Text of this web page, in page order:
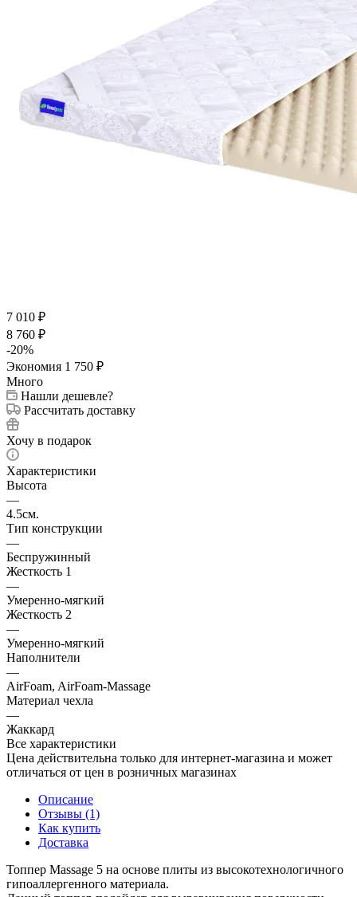
7 010 ₽
8 760 ₽
-20%
Экономия 1 750 ₽
Много
Нашли дешевле?
Рассчитать доставку
Хочу в подарок
Характеристики
Высота
—
4.5см.
Тип конструкции
—
Беспружинный
Жесткость 1
—
Умеренно-мягкий
Жесткость 2
—
Умеренно-мягкий
Наполнители
—
AirFoam, AirFoam-Massage
Материал чехла
—
Жаккард
Все характеристики
Цена действительна только для интернет-магазина и может
отличаться от цен в розничных магазинах
Описание
Отзывы (1)
Как купить
Доставка
Топпер Massage 5 на основе плиты из высокотехнологичного
гипоаллергенного материала.